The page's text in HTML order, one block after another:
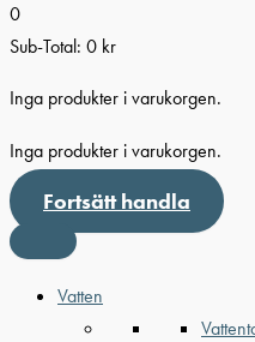
0
Sub-Total: 0 kr
Inga produkter i varukorgen.
Inga produkter i varukorgen.
Fortsätt handla
Vatten